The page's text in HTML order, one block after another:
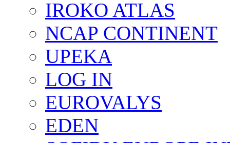
IROKO ATLAS
NCAP CONTINENT
UPEKA
LOG IN
EUROVALYS
EDEN